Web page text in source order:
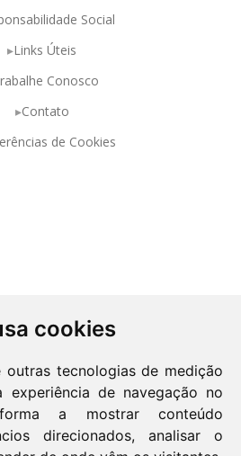
cookies
tecnologias de medição
experiência de navegação no
a mostrar conteúdo
direcionados, analisar o
Social
Links Úteis
Conosco
Contato
de Cookies